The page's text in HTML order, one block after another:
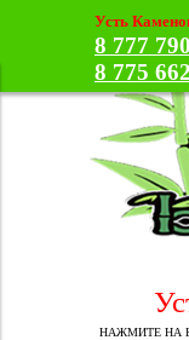
Усть
8 777
8 775
НАЖМИТЕ НА